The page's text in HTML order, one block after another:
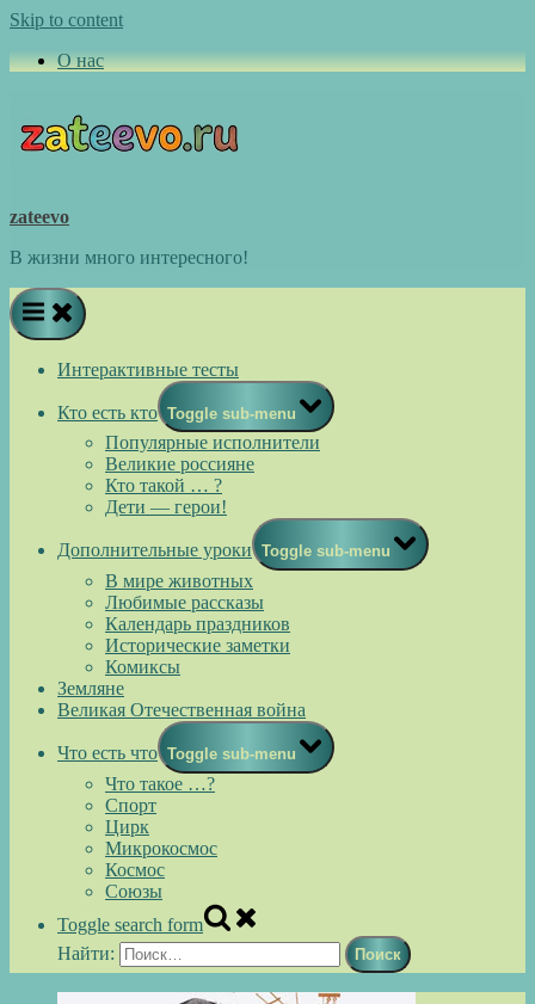
Skip to content
О нас
zateevo
В жизни много интересного!
Интерактивные тесты
Кто есть кто Toggle sub-menu
Популярные исполнители
Великие россияне
Кто такой … ?
Дети — герои!
Дополнительные уроки Toggle sub-menu
В мире животных
Любимые рассказы
Календарь праздников
Исторические заметки
Комиксы
Земляне
Великая Отечественная война
Что есть что Toggle sub-menu
Что такое …?
Спорт
Цирк
Микрокосмос
Космос
Союзы
Toggle search form
Найти: